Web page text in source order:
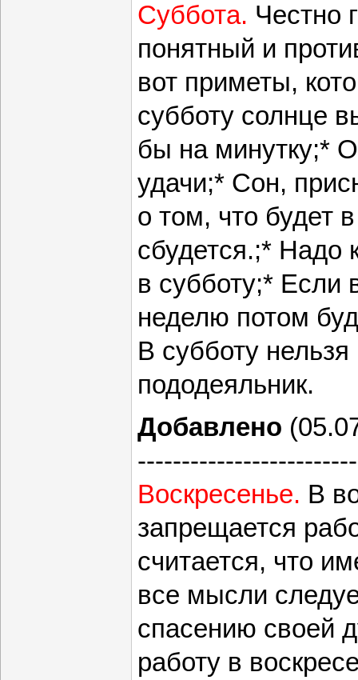
Суббота. Честно
понятный и
вот приметы,
субботу солнце
бы на минутку;*
удачи;* Сон,
о том, что будет
сбудется.;* Надо
в субботу;* Если
неделю потом
В субботу
пододеяльник.
Добавлено
Воскресенье. В
запрещается
считается, что
все мысли
спасению своей
работу в